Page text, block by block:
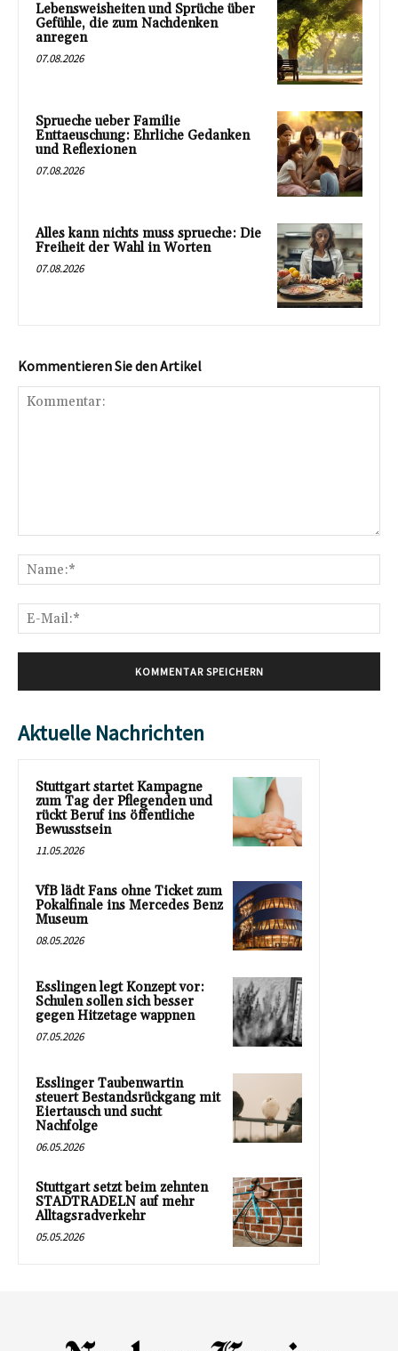
Lebensweisheiten und Sprüche über
Gefühle, die zum Nachdenken
anregen
07.08.2026
Sprueche ueber Familie
Enttaeuschung: Ehrliche Gedanken
und Reflexionen
07.08.2026
Alles kann nichts muss sprueche: Die
Freiheit der Wahl in Worten
07.08.2026
Kommentieren Sie den Artikel
Aktuelle Nachrichten
Stuttgart startet Kampagne
zum Tag der Pflegenden und
rückt Beruf ins öffentliche
Bewusstsein
11.05.2026
VfB lädt Fans ohne Ticket zum
Pokalfinale ins Mercedes Benz
Museum
08.05.2026
Esslingen legt Konzept vor:
Schulen sollen sich besser
gegen Hitzetage wappnen
07.05.2026
Esslinger Taubenwartin
steuert Bestandsrückgang mit
Eiertausch und sucht
Nachfolge
06.05.2026
Stuttgart setzt beim zehnten
STADTRADELN auf mehr
Alltagsradverkehr
05.05.2026